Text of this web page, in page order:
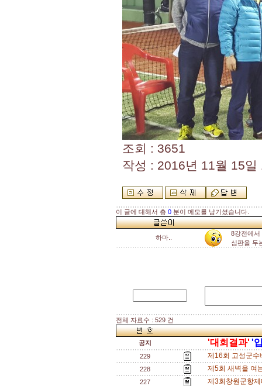
조회 : 3651
작성 : 2016년 11월 15일
이 글에 대해서 총 0 분이 메모를 남기셨습니다.
하마..
8강전에
심판을 두
전체 자료수 : 529 건
공지 '대회결과' '
229 제16회 고성군
228 제5회 새벽을 여
227 제3회창원군항